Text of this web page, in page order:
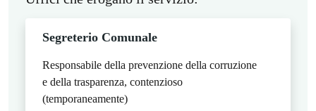
Segreterio Comunale
Responsabile della prevenzione della corruzione
e della trasparenza, contenzioso
(temporaneamente)